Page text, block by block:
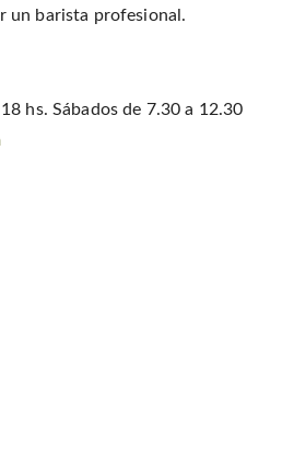
un barista profesional.
hs. Sábados de 7.30 a 12.30